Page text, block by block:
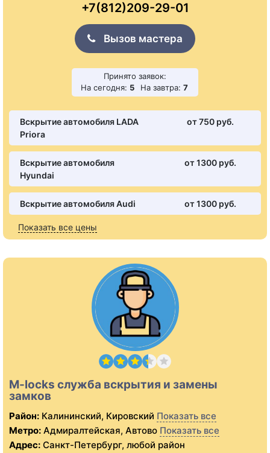
+7(812)209-29-01
Вызов мастера
Принято заявок:
На сегодня: 5 На завтра: 7
Вскрытие автомобиля LADA
Priora
от 750 pуб.
Вскрытие автомобиля
Hyundai
от 1300 pуб.
Вскрытие автомобиля Audi от 1300 pуб.
Показать все цены
M-locks служба вскрытия и замены
замков
Район: Калининский, Кировский Показать все
Метро: Адмиралтейская, Автово Показать все
Адрес: Санкт-Петербург, любой район